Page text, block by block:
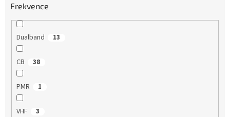
Frekvence
Dualband 13
CB 38
PMR 1
VHF 3